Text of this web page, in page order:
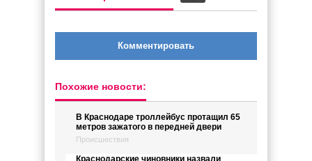
Комментировать
Похожие новости:
В Краснодаре троллейбус протащил 65
метров зажатого в передней двери
Происшествия
Краснодарские чиновники назвали